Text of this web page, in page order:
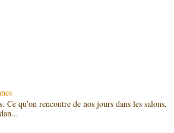
Ce qu'on rencontre de nos jours dans les salons,